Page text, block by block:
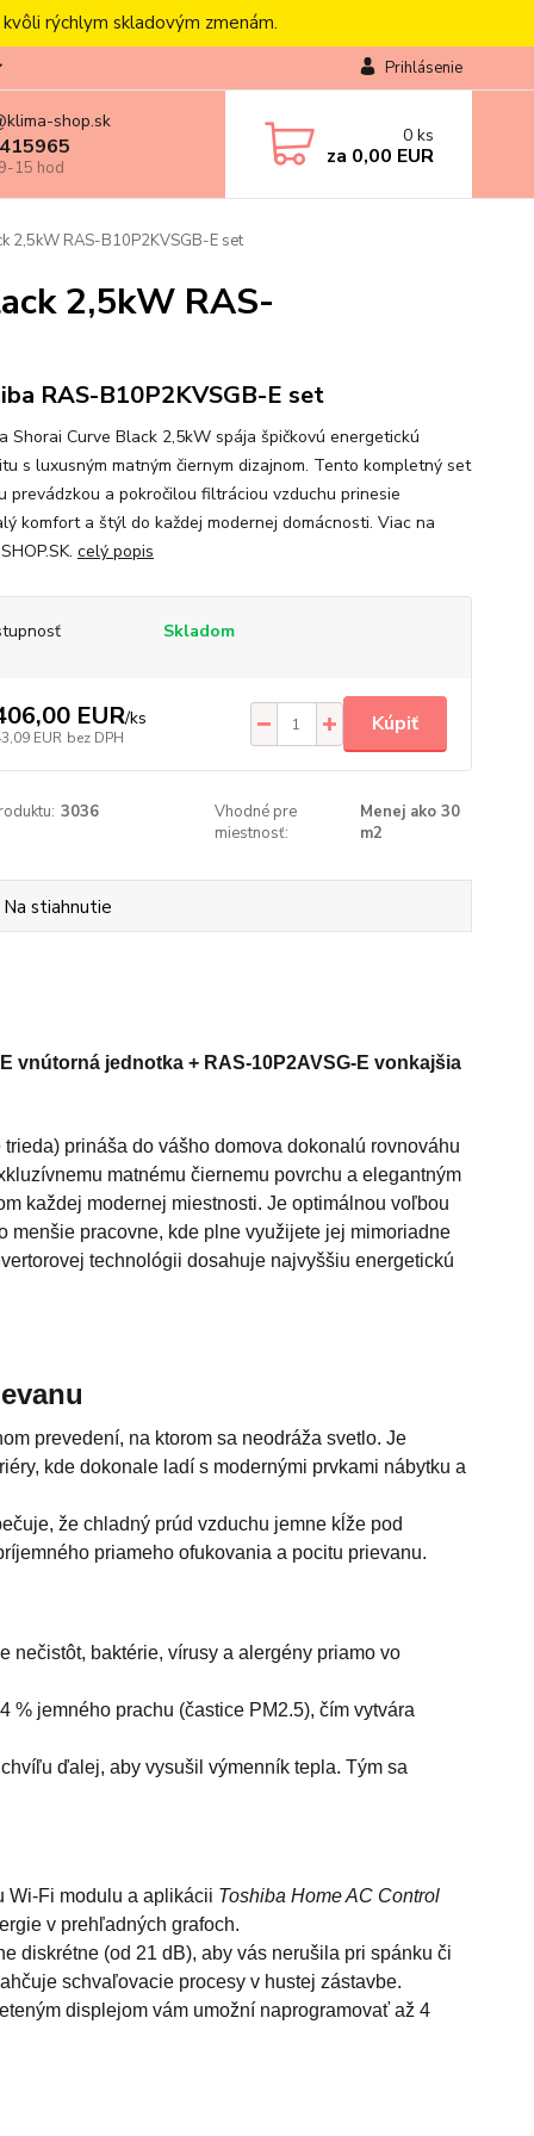
rýchlym skladovým zmenám.
Prihlásenie
shop.sk
15 hod
0 ks
za 0,00 EUR
2,5kW RAS-B10P2KVSGB-E set
2,5kW RAS-
RAS-B10P2KVSGB-E set
Shorai Curve Black 2,5kW spája špičkovú energetickú
s luxusným matným čiernym dizajnom. Tento kompletný set
prevádzkou a pokročilou filtráciou vzduchu prinesie
komfort a štýl do každej modernej domácnosti. Viac na
celý popis
Skladom
EUR/ks
EUR bez DPH
Kúpiť
3036
Vhodné pre
miestnosť:
Menej ako 30
m2
Na stiahnutie
vnútorná jednotka + RAS-10P2AVSG-E vonkajšia
prináša do vášho domova dokonalú rovnováhu
matnému čiernemu povrchu a elegantným
každej modernej miestnosti. Je optimálnou voľbou
menšie pracovne, kde plne využijete jej mimoriadne
technológii dosahuje najvyššiu energetickú
prevedení, na ktorom sa neodráža svetlo. Je
kde dokonale ladí s modernými prvkami nábytku a
že chladný prúd vzduchu jemne kĺže pod
priameho ofukovania a pocitu prievanu.
nečistôt, baktérie, vírusy a alergény priamo vo
% jemného prachu (častice PM2.5), čím vytvára
ďalej, aby vysušil výmenník tepla. Tým sa
Wi-Fi modulu a aplikácii Toshiba Home AC Control
v prehľadných grafoch.
diskrétne (od 21 dB), aby vás nerušila pri spánku či
schvaľovacie procesy v hustej zástavbe.
displejom vám umožní naprogramovať až 4